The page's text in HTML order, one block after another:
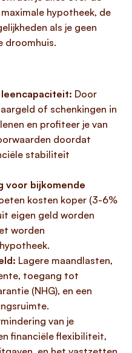
hypotheek, de
als je geen
droomhuis.
Door
of schenkingen in
en profiteer je van
doordat
stabiliteit
voor bijkomende
kosten koper (3-6%
eigen geld worden
worden
Lagere maandlasten,
toegang tot
(NHG), en een
van je
financiële flexibiliteit,